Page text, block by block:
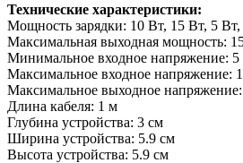
Технические характеристики:
Мощность зарядки: 10 Вт, 15 Вт, 5
Максимальная выходная мощность:
Минимальное входное напряжение:
Максимальное входное напряжение:
Максимальное выходное
Длина кабеля: 1 м
Глубина устройства: 3 см
Ширина устройства: 5.9 см
Высота устройства: 5.9 см